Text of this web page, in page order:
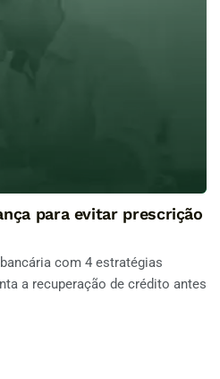
para evitar prescrição
com 4 estratégias
a recuperação de crédito antes